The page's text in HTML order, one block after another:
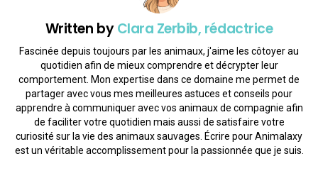
Written byClara Zerbib, rédactrice
Fascinée depuis toujours par les animaux, j'aime les côtoyer au
quotidien afin de mieux comprendre et décrypter leur
comportement. Mon expertise dans ce domaine me permet de
partager avec vous mes meilleures astuces et conseils pour
apprendre à communiquer avec vos animaux de compagnie afin
de faciliter votre quotidien mais aussi de satisfaire votre
curiosité sur la vie des animaux sauvages. Écrire pour Animalaxy
est un véritable accomplissement pour la passionnée que je suis.